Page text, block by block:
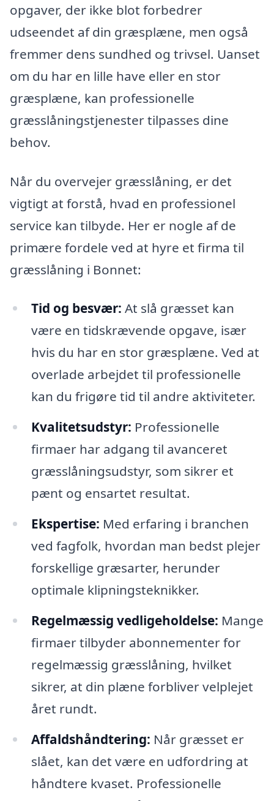
opgaver, der ikke blot forbedrer
udseendet af din græsplæne, men også
fremmer dens sundhed og trivsel. Uanset
om du har en lille have eller en stor
græsplæne, kan professionelle
græsslåningstjenester tilpasses dine
behov.
Når du overvejer græsslåning, er det
vigtigt at forstå, hvad en professionel
service kan tilbyde. Her er nogle af de
primære fordele ved at hyre et firma til
græsslåning i Bonnet:
Tid og besvær: At slå græsset kan
være en tidskrævende opgave, især
hvis du har en stor græsplæne. Ved at
overlade arbejdet til professionelle
kan du frigøre tid til andre aktiviteter.
Kvalitetsudstyr: Professionelle
firmaer har adgang til avanceret
græsslåningsudstyr, som sikrer et
pænt og ensartet resultat.
Ekspertise: Med erfaring i branchen
ved fagfolk, hvordan man bedst plejer
forskellige græsarter, herunder
optimale klipningsteknikker.
Regelmæssig vedligeholdelse: Mange
firmaer tilbyder abonnementer for
regelmæssig græsslåning, hvilket
sikrer, at din plæne forbliver velplejet
året rundt.
Affaldshåndtering: Når græsset er
slået, kan det være en udfordring at
håndtere kvaset. Professionelle